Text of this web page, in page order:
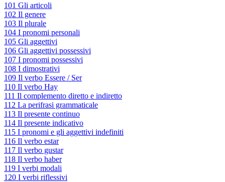
101 Gli articoli
102 Il genere
103 Il plurale
104 I pronomi personali
105 Gli aggettivi
106 Gli aggettivi possessivi
107 I pronomi possessivi
108 I dimostrativi
109 Il verbo Essere / Ser
110 Il verbo Hay
111 Il complemento diretto e indiretto
112 La perifrasi grammaticale
113 Il presente continuo
114 Il presente indicativo
115 I pronomi e gli aggettivi indefiniti
116 Il verbo estar
117 Il verbo gustar
118 Il verbo haber
119 I verbi modali
120 I verbi riflessivi